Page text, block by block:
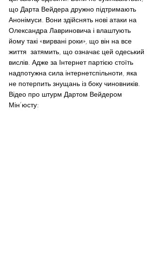
що Дарта Вейдера дружно підтримають
Анонімуси. Вони здійснять нові атаки на
Олександра Лавриновича і влаштують
йому такі «вирвані роки», що він на все
життя  затямить, що означає цей одеський
вислів. Адже за Інтернет партією стоїть
надпотужна сила інтернетспільноти, яка
не потерпить знущань із боку чиновників.
Відео про штурм Дартом Вейдером
Мін’юсту: